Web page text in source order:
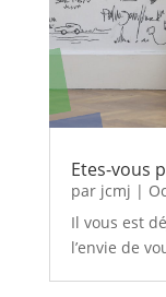
Etes-vous
par jcmj |
Il vous est
l’envie de